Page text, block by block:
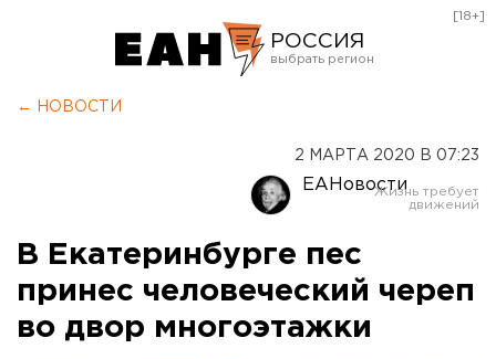
РОССИЯ
Оренбург
[18+]
← НОВОСТИ
2 МАРТА 2020 В 07:23
ЕАНовости
В Екатеринбурге пес
принес человеческий череп
во двор многоэтажки